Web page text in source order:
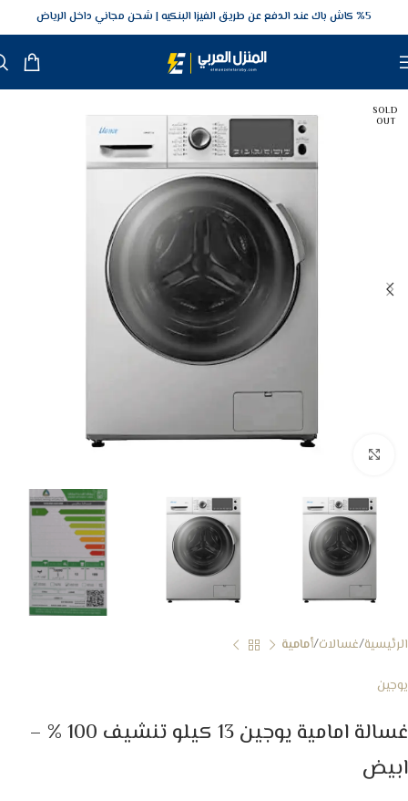
5‎% كاش باك عند الدفع عن طريق الفيزا البنكيه شحن مجاني داخل الرياض
SOLD
OUT
الرئيسية غسالات أمامية
يوجين
غسالة امامية يوجين 13 كيلو تنشيف 100 % –
ابيض